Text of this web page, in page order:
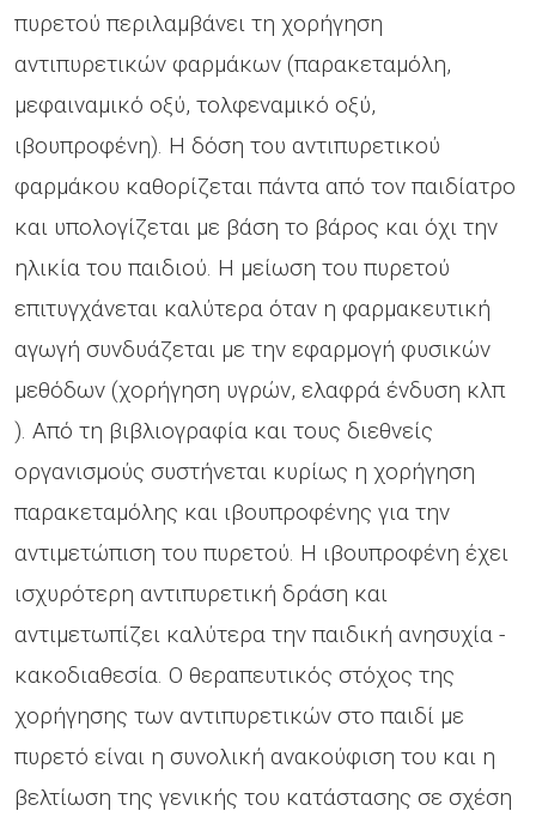
πυρετού περιλαμβάνει τη χορήγηση
αντιπυρετικών φαρμάκων (παρακεταμόλη,
μεφαιναμικό οξύ, τολφεναμικό οξύ,
ιβουπροφένη). Η δόση του αντιπυρετικού
φαρμάκου καθορίζεται πάντα από τον παιδίατρο
και υπολογίζεται με βάση το βάρος και όχι την
ηλικία του παιδιού. Η μείωση του πυρετού
επιτυγχάνεται καλύτερα όταν η φαρμακευτική
αγωγή συνδυάζεται με την εφαρμογή φυσικών
μεθόδων (χορήγηση υγρών, ελαφρά ένδυση κλπ
). Από τη βιβλιογραφία και τους διεθνείς
οργανισμούς συστήνεται κυρίως η χορήγηση
παρακεταμόλης και ιβουπροφένης για την
αντιμετώπιση του πυρετού. Η ιβουπροφένη έχει
ισχυρότερη αντιπυρετική δράση και
αντιμετωπίζει καλύτερα την παιδική ανησυχία -
κακοδιαθεσία. Ο θεραπευτικός στόχος της
χορήγησης των αντιπυρετικών στο παιδί με
πυρετό είναι η συνολική ανακούφιση του και η
βελτίωση της γενικής του κατάστασης σε σχέση